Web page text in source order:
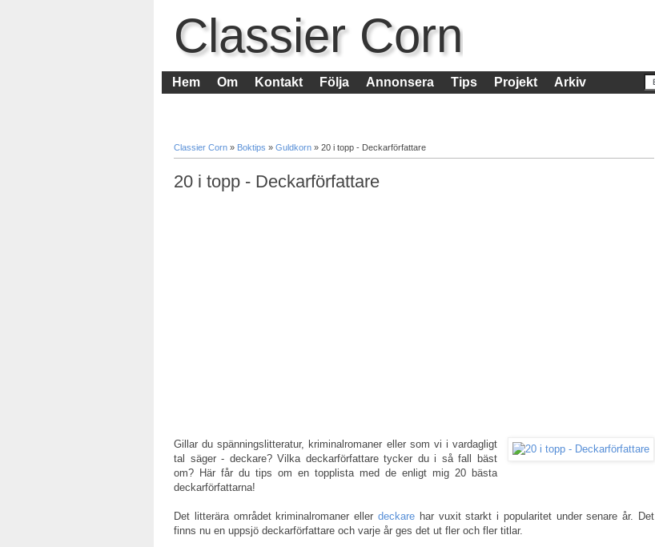
Classier Corn
Hem Om Kontakt Följa Annonsera Tips Projekt Arkiv
Classier Corn » Boktips » Guldkorn » 20 i topp - Deckarförfattare
20 i topp - Deckarförfattare
Gillar du spänningslitteratur, kriminalromaner eller som vi i vardagligt
tal säger - deckare? Vilka deckarförfattare tycker du i så fall bäst
om? Här får du tips om en topplista med de enligt mig 20 bästa
deckarförfattarna!
Det litterära området kriminalromaner eller deckarehar vuxit starkt i popularitet under senare år. Det
finns nu en uppsjö deckarförfattare och varje år ges det ut fler och fler titlar.